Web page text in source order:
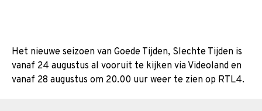
Het nieuwe seizoen van Goede Tijden, Slechte Tijden is
vanaf 24 augustus al vooruit te kijken via Videoland en
vanaf 28 augustus om 20.00 uur weer te zien op RTL4.